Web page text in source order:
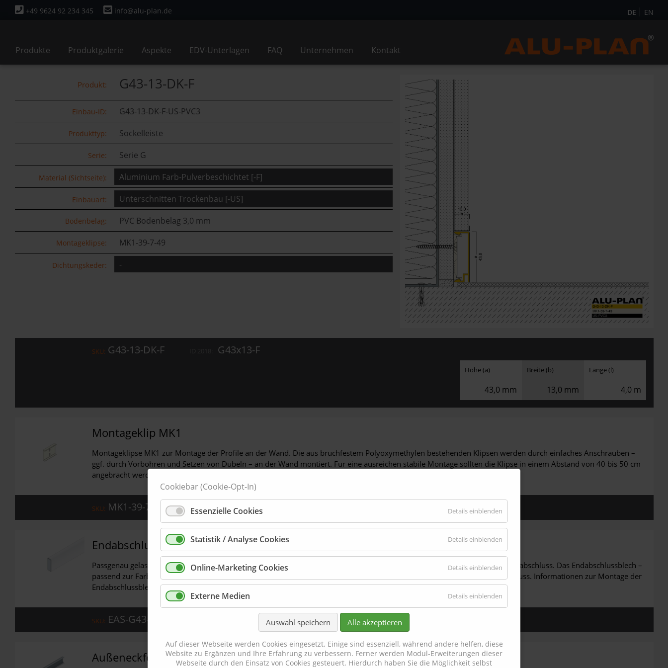
+49 9624 92 234 345 info@alu-plan.de DE EN
Navigation
überspringen
Produkte Produktgalerie Aspekte EDV-Unterlagen FAQ Unternehmen Kontakt
Produkt: G43-13-DK-F
Einbau-ID: G43-13-DK-F-US-PVC3
Produkttyp: Sockelleiste
Serie: Serie G
Material (Sichtseite):
Einbauart:
Bodenbelag: PVC Bodenbelag 3,0 mm
Montageklipse: MK1-39-7-49
Dichtungskeder:
SKU: G43-13-DK-F G43x13-F
Höhe (a)
43,0 mm
Breite (b)
13,0 mm
Länge (l)
4,0 m
Montageklip MK1
Montageklipse MK1 zur Montage der Profile an der Wand. Die aus bruchfestem Polyoxymethylen bestehenden Klipsen werden durch einfaches Anschrauben –
ggf. durch Vorbohren und Setzen von Dübeln – an der Wand montiert. Für eine ausreichen stabile Montage sollten die Klipse in einem Abstand von 40 bis 50 cm
angebracht werden.
SKU: MK1-39-7-49
Endabschlussblech EAS-G43-13-DK-F
Passgenau gelasertes pulverbeschichtetes Endabschlussblech EAS-G43-13-F aus Aluminium mit Farboberfläche für den Profilabschluss. Das Endabschlussblech –
passend zur Farbe der Sockelleiste – wird durch Ankleben am Profilende aufgebracht und sorgt so für einen sauberen Abschluss. Informationen zur Montage der
Endabschlussbleche finden Sie im Montagehinweis: Montage der Endabschlussbleche.
SKU: EAS-G43-13-DK-F
Außeneckformstück AEF-G43-13-DK-F
Cookiebar (Cookie-Opt-In)
Essenzielle Cookies Details einblenden
Statistik / Analyse Cookies Details einblenden
Online-Marketing Cookies Details einblenden
Externe Medien Details einblenden
Auswahl speichern Alle akzeptieren
Auf dieser Webseite werden Cookies eingesetzt. Einige sind essenziell, während andere helfen, diese
Website zu Ergänzen und Ihre Erfahrung zu verbessern. Ferner werden Modul-Erweiterungen dieser
Webseite durch den Einsatz von Cookies gesteuert. Hierdurch haben Sie die Möglichkeit selbst